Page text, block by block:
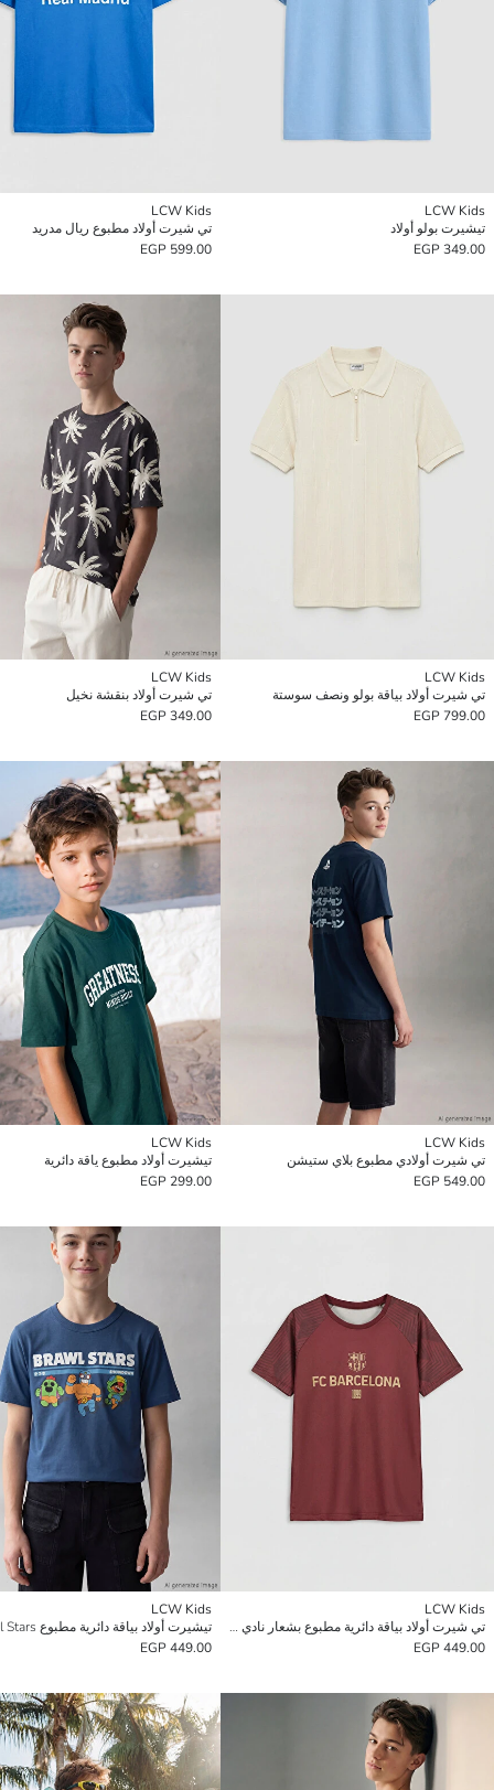
LCW Kids
تيشيرت بولو أولاد
349.00 EGP
LCW Kids
تي شيرت أولاد مطبوع ريال مدريد
599.00 EGP
LCW Kids
تي شيرت أولاد بياقة بولو ونصف سوستة
799.00 EGP
LCW Kids
تي شيرت أولاد بنقشة نخيل
349.00 EGP
LCW Kids
تي شيرت أولادي مطبوع بلاي ستيشن
549.00 EGP
LCW Kids
تيشيرت أولاد مطبوع ياقة دائرية
299.00 EGP
LCW Kids
تي شيرت أولاد بياقة دائرية مطبوع بشعار نادي برشلونة
449.00 EGP
LCW Kids
تيشيرت أولاد بياقة دائرية مطبوع Brawl Stars
449.00 EGP